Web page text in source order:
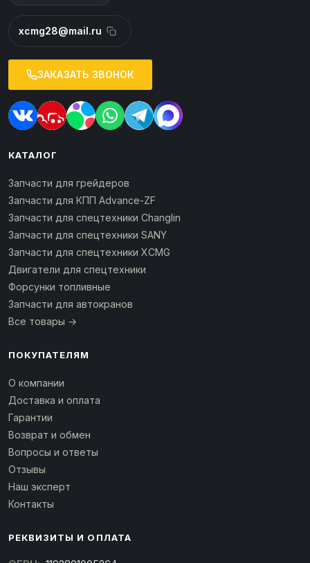
xcmg28@mail.ru
ЗАКАЗАТЬ ЗВОНОК
КАТАЛОГ
Запчасти для грейдеров
Запчасти для КПП Advance-ZF
Запчасти для спецтехники Changlin
Запчасти для спецтехники SANY
Запчасти для спецтехники XCMG
Двигатели для спецтехники
Форсунки топливные
Запчасти для автокранов
Все товары →
ПОКУПАТЕЛЯМ
О компании
Доставка и оплата
Гарантии
Возврат и обмен
Вопросы и ответы
Отзывы
Наш эксперт
Контакты
РЕКВИЗИТЫ И ОПЛАТА